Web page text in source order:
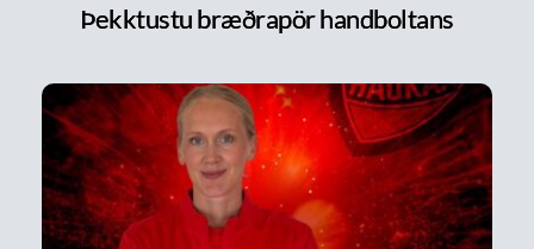
Þekktustu bræðrapör handboltans